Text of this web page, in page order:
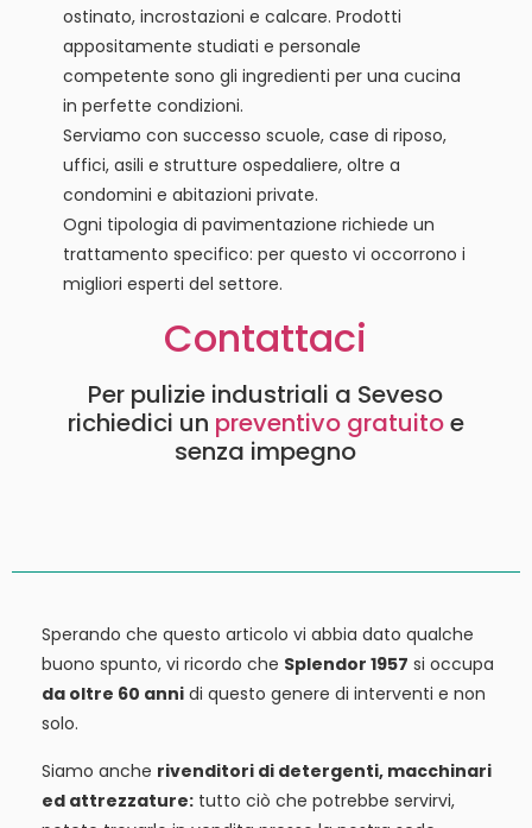
ostinato, incrostazioni e calcare. Prodotti
appositamente studiati e personale
competente sono gli ingredienti per una cucina
in perfette condizioni.
Serviamo con successo scuole, case di riposo,
uffici, asili e strutture ospedaliere, oltre a
condomini e abitazioni private.
Ogni tipologia di pavimentazione richiede un
trattamento specifico: per questo vi occorrono i
migliori esperti del settore.
Contattaci
Per pulizie industriali a Seveso
richiedici un preventivo gratuitoe
senza impegno
Sperando che questo articolo vi abbia dato qualche
buono spunto, vi ricordo che Splendor 1957 si occupa
da oltre 60 anni di questo genere di interventi e non
solo.
Siamo anche rivenditori di detergenti, macchinari
ed attrezzature: tutto ciò che potrebbe servirvi,